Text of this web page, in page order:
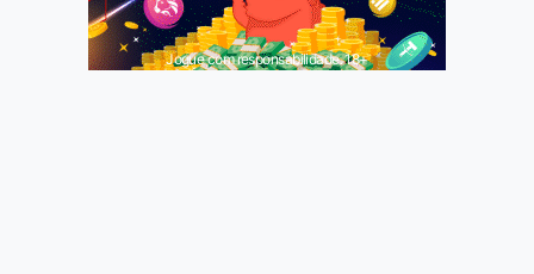
Jogue com responsabilidade. 18+